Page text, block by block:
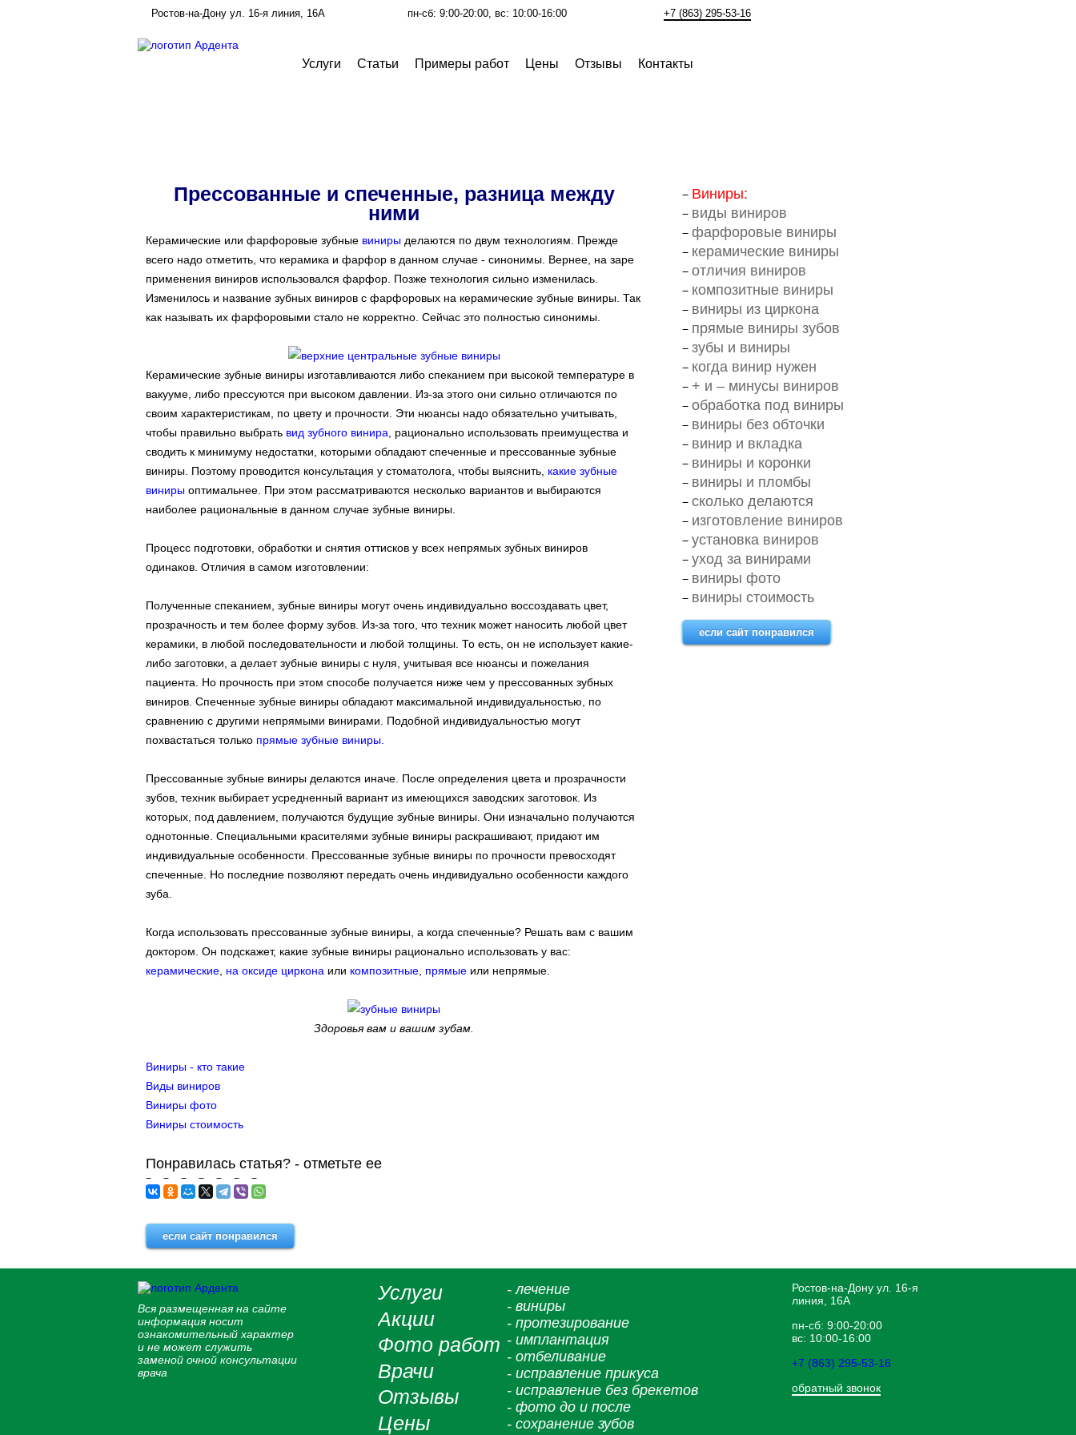
Ростов-на-Дону ул. 16-я линия, 16А пн-сб: 9:00-20:00, вс: 10:00-16:00 +7 (863) 295-53-16
Услуги Cтатьи Примеры работ Цены Отзывы Контакты
Прессованные и спеченные, разница между
ними
Керамические или фарфоровые зубные виниры делаются по двум технологиям. Прежде
всего надо отметить, что керамика и фарфор в данном случае - синонимы. Вернее, на заре
применения виниров использовался фарфор. Позже технология сильно изменилась.
Изменилось и название зубных виниров с фарфоровых на керамические зубные виниры. Так
как называть их фарфоровыми стало не корректно. Сейчас это полностью синонимы.
Керамические зубные виниры изготавливаются либо спеканием при высокой температуре в
вакууме, либо прессуются при высоком давлении. Из-за этого они сильно отличаются по
своим характеристикам, по цвету и прочности. Эти нюансы надо обязательно учитывать,
чтобы правильно выбрать вид зубного винира , рационально использовать преимущества и
сводить к минимуму недостатки, которыми обладают спеченные и прессованные зубные
виниры. Поэтому проводится консультация у стоматолога, чтобы выяснить, какие зубные
виниры оптимальнее. При этом рассматриваются несколько вариантов и выбираются
наиболее рациональные в данном случае зубные виниры.
Процесс подготовки, обработки и снятия оттисков у всех непрямых зубных виниров
одинаков. Отличия в самом изготовлении:
Полученные спеканием, зубные виниры могут очень индивидуально воссоздавать цвет,
прозрачность и тем более форму зубов. Из-за того, что техник может наносить любой цвет
керамики, в любой последовательности и любой толщины. То есть, он не использует какие-
либо заготовки, а делает зубные виниры с нуля, учитывая все нюансы и пожелания
пациента. Но прочность при этом способе получается ниже чем у прессованных зубных
виниров. Спеченные зубные виниры обладают максимальной индивидуальностью, по
сравнению с другими непрямыми винирами. Подобной индивидуальностью могут
похвастаться только прямые зубные виниры.
Прессованные зубные виниры делаются иначе. После определения цвета и прозрачности
зубов, техник выбирает усредненный вариант из имеющихся заводских заготовок. Из
которых, под давлением, получаются будущие зубные виниры. Они изначально получаются
однотонные. Специальными красителями зубные виниры раскрашивают, придают им
индивидуальные особенности. Прессованные зубные виниры по прочности превосходят
спеченные. Но последние позволяют передать очень индивидуально особенности каждого
зуба.
Когда использовать прессованные зубные виниры, а когда спеченные? Решать вам с вашим
доктором. Он подскажет, какие зубные виниры рационально использовать у вас:
керамические на оксиде циркона или композитные прямые или непрямые.
Здоровья вам и вашим зубам.
Виниры - кто такие
Виды виниров
Виниры фото
Виниры стоимость
Понравилась статья? - отметьте ее
если сайт понравился
Виниры:
виды виниров
фарфоровые виниры
керамические виниры
отличия виниров
композитные виниры
виниры из циркона
прямые виниры зубов
зубы и виниры
когда винир нужен
+ и – минусы виниров
обработка под виниры
виниры без обточки
винир и вкладка
виниры и коронки
виниры и пломбы
сколько делаются
изготовление виниров
установка виниров
уход за винирами
виниры фото
виниры стоимость
если сайт понравился
Вся размещенная на сайте
информация носит
ознакомительный характер
и не может служить
заменой очной консультации
врача
Ростов-на-Дону ул. 16-я
линия, 16А
пн-сб: 9:00-20:00
вс: 10:00-16:00
+7 (863) 295-53-16
обратный звонок
Услуги
Акции
Фото работ
Врачи
Отзывы
Цены
- лечение
- виниры
- протезирование
- имплантация
- отбеливание
- исправление прикуса
- исправление без брекетов
- фото до и после
- сохранение зубов